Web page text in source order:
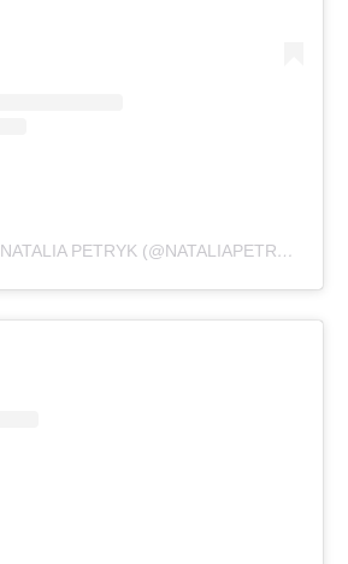
ПУБЛИКАЦИЯ ОТ NATALIA PETRYK (@NATALIAPETRYK)